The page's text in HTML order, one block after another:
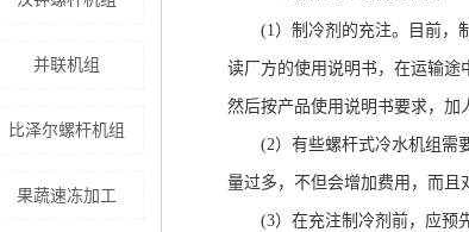
并联机组
比泽尔螺杆机组
果蔬速冻加工
(1）制冷剂的充注。目前，
读厂方的使用说明书，在运输途
然后按产品使用说明书要求，加
(2）有些螺杆式冷水机组需
量过多，不但会增加费用，而且
(3）在充注制冷剂前，应预